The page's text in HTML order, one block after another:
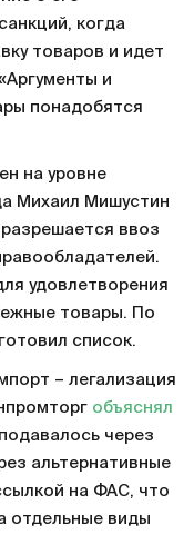
когда
товаров и идет
и
понадобятся
на уровне
Михаил Мишустин
ввоз
удовлетворения
товары. По
список.
– легализация
объяснял
через
альтернативные
на ФАС, что
отдельные виды